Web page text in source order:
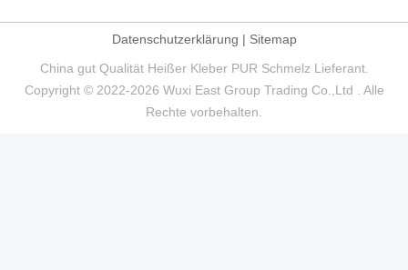
Datenschutzerklärung | Sitemap
China gut Qualität Heißer Kleber PUR Schmelz Lieferant.
Copyright © 2022-2026 Wuxi East Group Trading Co.,Ltd . Alle
Rechte vorbehalten.